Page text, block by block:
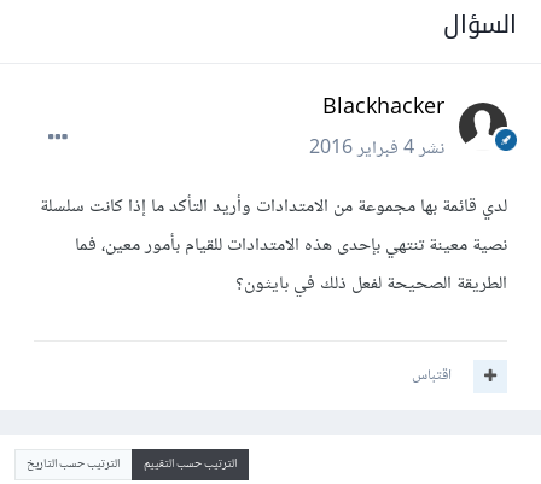
السؤال
Blackhacker
نشر4 فبراير 2016
لدي قائمة بها مجموعة من الامتدادات وأريد التأكد ما إذا كانت سلسلة
نصية معينة تنتهي بإحدى هذه الامتدادات للقيام بأمور معين، فما
الطريقة الصحيحة لفعل ذلك في بايثون؟
اقتباس
الترتيب حسب التقييم الترتيب حسب التاريخ